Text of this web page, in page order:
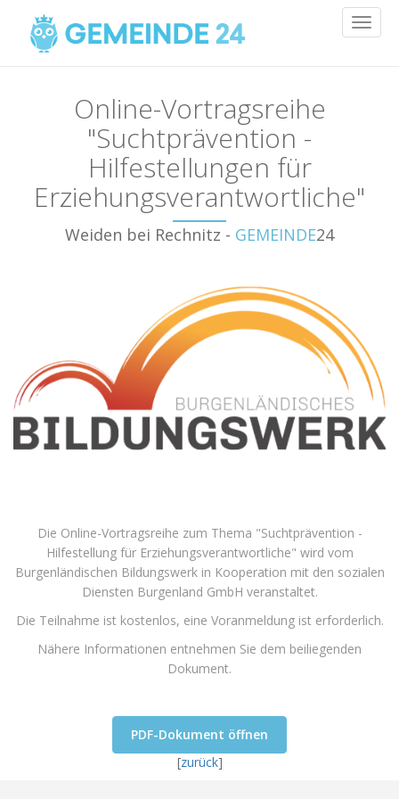
Online-Vortragsreihe
"Suchtprävention -
Hilfestellungen für
Erziehungsverantwortliche"
Weiden bei Rechnitz - GEMEINDE24
Die Online-Vortragsreihe zum Thema "Suchtprävention -
Hilfestellung für Erziehungsverantwortliche" wird vom
Burgenländischen Bildungswerk in Kooperation mit den sozialen
Diensten Burgenland GmbH veranstaltet.
Die Teilnahme ist kostenlos, eine Voranmeldung ist erforderlich.
Nähere Informationen entnehmen Sie dem beiliegenden
Dokument.
PDF-Dokument öffnen
[zurück]